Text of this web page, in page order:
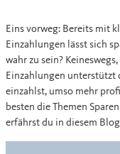
Eins vorweg: Bereits mit
Einzahlungen lässt sich
wahr zu sein?
Einzahlungen unterstützt
einzahlst, umso mehr
besten die Themen
erfährst du in diesem